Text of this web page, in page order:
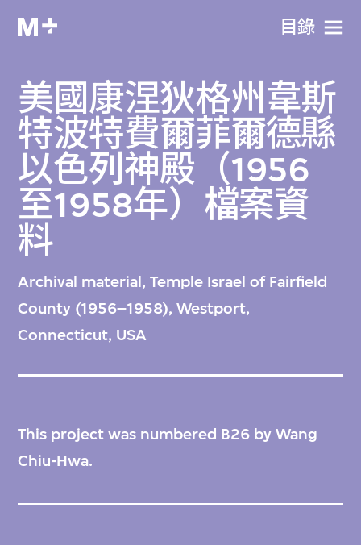
目​錄
美國康涅狄格州韋斯
特波特費爾菲爾德縣
以色列神殿（1956
至1958年）檔案資
料
Archival material, Temple Israel of Fairfield
County (1956–1958), Westport,
Connecticut, USA
This project was numbered B26 by Wang
Chiu-Hwa.